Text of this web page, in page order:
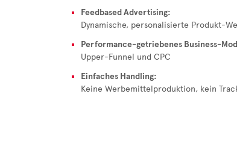
Feedbased Advertising:
Dynamische, personalisierte Produkt-
Performance-getriebenes Business-
Upper-Funnel und CPC
Einfaches Handling:
Keine Werbemittelproduktion, kein